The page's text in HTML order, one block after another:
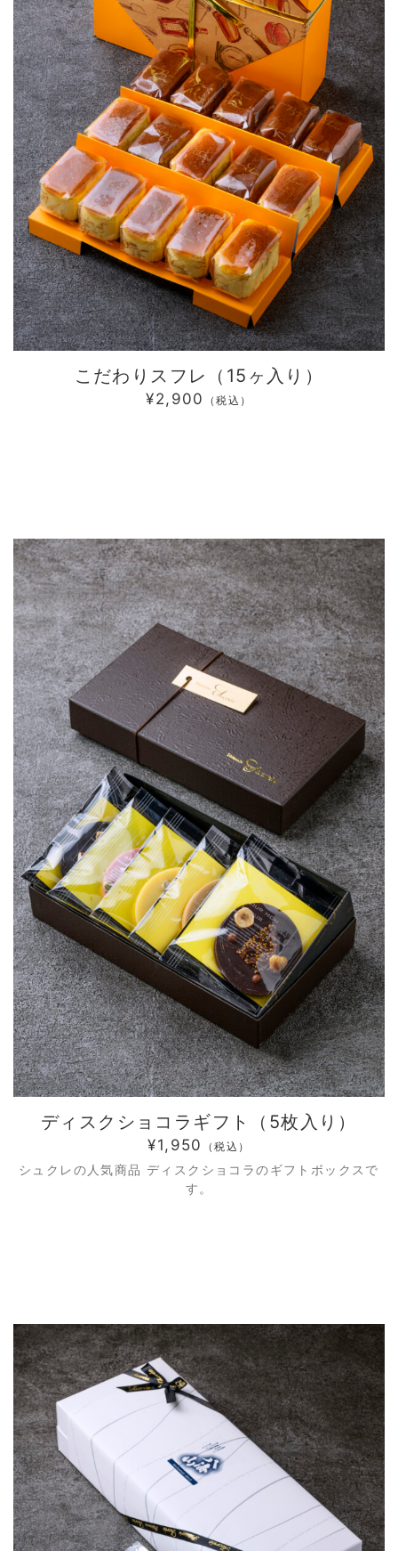
こだわりスフレ（15ヶ入り）
¥2,900 （税込）
ディスクショコラギフト（5枚入り）
¥1,950 （税込）
シュクレの人気商品 ディスクショコラのギフトボックスで
す。